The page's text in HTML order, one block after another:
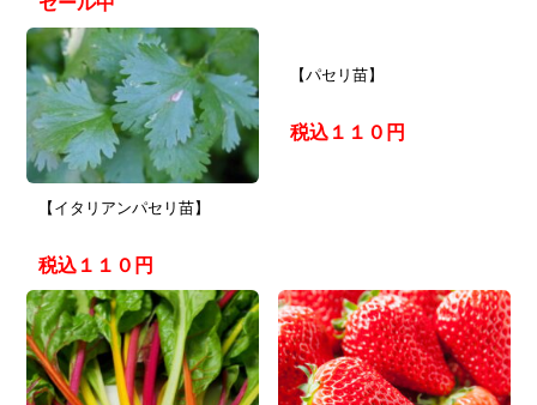
【イタリアンパセリ苗】
税込１１０円
【パセリ苗】
税込１１０円